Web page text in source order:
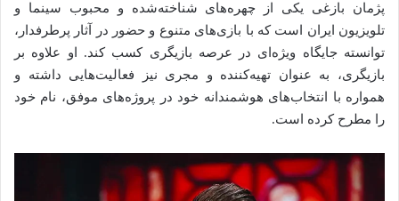
پژمان بازغی یکی از چهره‌های شناخته‌شده و محبوب سینما و
تلویزیون ایران است که با بازی‌های متنوع و حضور در آثار پرطرفدار،
توانسته جایگاه ویژه‌ای در عرصه بازیگری کسب کند. او علاوه بر
بازیگری، به عنوان تهیه‌کننده و مجری نیز فعالیت‌هایی داشته و
همواره با انتخاب‌های هوشمندانه خود در پروژه‌های موفق، نام خود
را مطرح کرده است.